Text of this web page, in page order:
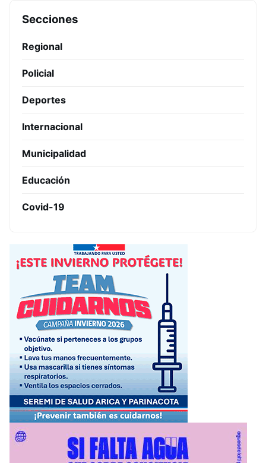
Secciones
Regional
Policial
Deportes
Internacional
Municipalidad
Educación
Covid-19